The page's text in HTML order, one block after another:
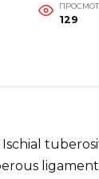
129